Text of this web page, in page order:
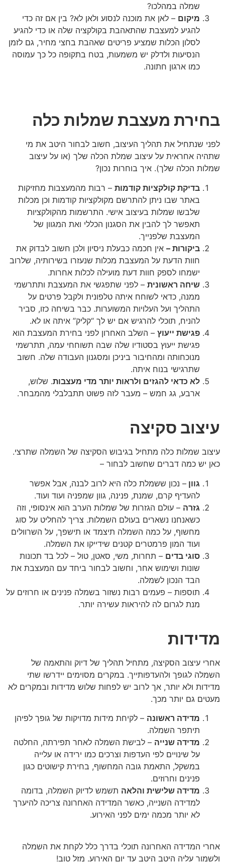
שמלה במהלכו?
מיקום – לאן את מוכנה לנסוע ולאן לא? בין אם זה כדי
להגיע למעצבת שהתאהבת בקולקציה שלה או כדי להגיע
לסלון הכלות שמציע פריטים שאהבת בחצי מחיר, גם לזמן
הנסיעות ולדלק יש משמעות, בטח בתקופה כל כך עמוסה
כמו ארגון חתונה.
בחירת מעצבת שמלות כלה
לפני שנתחיל את תהליך העיצוב, חשוב לבחור היטב את מי
שתהיה אחראית על עיצוב שמלת הכלה שלך (או על עיצוב
שמלות הכלה שלך). איך בוחרות נכון?
בדיקת קולקציות קודמות – רבות מהמעצבות מחזיקות
באתר שבו ניתן להתרשם מקולקציות קודמות וכן מכלות
שלבשו שמלות בעיצוב אישי. התרשמות מהקולקציות
תאפשר לך להבין את הסגנון הכללי ואת המגוון של
המעצבת שלפנייך.
ביקורות – אין חכמה כבעלת ניסיון ולכן חשוב לבדוק את
חוות הדעת על המעצבת מכלות שנעזרו בשירותיה, שלרוב
ישמחו לספק חוות דעת מועילה לכלות אחרות.
שיחה ראשונית – לפני שתפגשי את המעצבת ותתרשמי
ממנה, כדאי לשוחח איתה טלפונית ולקבל פרטים על
התהליך ועל העלויות המשוערות. כבר בשיחה כזו, סביר
להניח, תוכלי להרגיש אם יש לך “קליק” איתה או לא.
פגישת ייעוץ – השלב האחרון לפני בחירת המעצבת הוא
פגישת ייעוץ בסטודיו שלה שבה תשוחחי עמה, תתרשמי
מנוכחותה ומהחיבור ביניכן ומסגנון העבודה שלה. חשוב
שתרגישי בנוח איתה.
לא כדאי להגזים ולראות יותר מדי מעצבות. שלוש,
ארבע, גג חמש – מעבר לזה פשוט תתבלבלי מהמבחר.
עיצוב סקיצה
עיצוב שמלות כלה מתחיל בגיבוש הסקיצה של השמלה שתרצי.
כאן יש כמה דברים שחשוב לבחור –
גוון – נכון ששמלת כלה היא לרוב לבנה, אבל אפשר
להעדיף קרם, שמנת, פנינה, גוון שמפניה ועוד ועוד.
גזרה – עולם הגזרות של שמלות הערב הוא אינסופי, וזה
כשאנחנו נשארים בעולם השמלות. צריך להחליט על סוג
מחשוף, על כמה השמלה תיצמד או תישפך, על השרוולים
ועוד המון פרמטרים קטנים שידייקו את השמלה.
סוגי בדים – תחרות, משי, סאטן, טול – לכל בד תכונות
שונות ושימוש אחר, וחשוב לבחור ביחד עם המעצבת את
הבד הנכון לשמלה.
תוספות – פעמים רבות נשזור בשמלה פנינים או חרוזים על
מנת לגרום לה להיראות עשירה יותר.
מדידות
אחרי עיצוב הסקיצה, מתחיל תהליך של דיוק והתאמה של
השמלה לגופך ולהעדפותייך. במקרים מסוימים יידרשו שתי
מדידות ולא יותר, אך לרוב יש לפחות שלוש מדידות ובמקרים לא
מעטים גם יותר מכך.
מדידה ראשונה – לקיחת מידות מדויקות של גופך לפיהן
תיתפר השמלה.
מדידה שנייה – לבישת השמלה לאחר תפירתה, החלטה
על שינויים לפי העדפות וצרכים כמו ירידה או עלייה
במשקל, התאמת גובה המחשוף, בחירת קישוטים כגון
פנינים וחרוזים.
מדידה שלישית והלאה תשמש לדיוק השמלה, בדומה
למדידה השנייה, כאשר המדידה האחרונה צריכה להיערך
לא יותר מכמה ימים לפני האירוע.
אחרי המדידה האחרונה תוכלי בדרך כלל לקחת את השמלה
ולשמור עליה היטב היטב עד יום האירוע. מזל טוב!